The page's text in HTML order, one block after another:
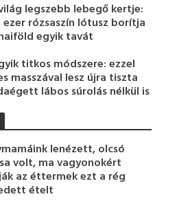
legszebb lebegő kertje:
rózsaszín lótusz borítja
egyik tavát
titkos módszere: ezzel
masszával lesz újra tiszta
lábos súrolás nélkül is
lenézett, olcsó
volt, ma vagyonokért
az éttermek ezt a rég
ételt